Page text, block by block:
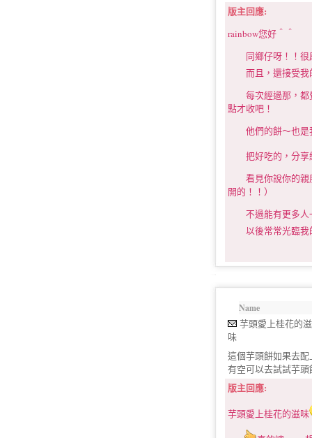
版主回應:
rainbow您好＾＾
同鄉仔呀！！很
而且，還接受我
每次經過那，都
點才收吧！
他們的餅～也是
把好吃的，分享
看見你說你的親
開的！！）
不過能有更多人
以後常常光臨我
Name
芋頭愛上桂花的滋
味
這個芋頭餅如果去
有空可以去試試芋
版主回應:
芋頭愛上桂花的滋味